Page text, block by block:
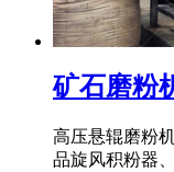
矿石磨粉
高压悬辊磨粉
品旋风积粉器